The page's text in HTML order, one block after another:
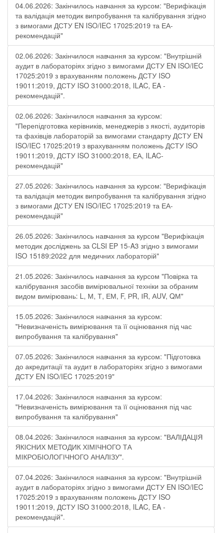
04.06.2026: Закінчилось навчання за курсом: "Верифікація
та валідація методик випробування та калібрування згідно
з вимогами ДСТУ EN ISO/IEC 17025:2019 та ЕА-
рекомендацій"
02.06.2026: Закінчилося навчання за курсом: "Внутрішній
аудит в лабораторіях згідно з вимогами ДСТУ EN ISO/IEC
17025:2019 з врахуванням положень ДСТУ ISO
19011:2019, ДСТУ ISO 31000:2018, ILAC, EA -
рекомендацій".
02.06.2026: Закінчилося навчання за курсом:
"Перепідготовка керівників, менеджерів з якості, аудиторів
та фахівців лабораторій за вимогами стандарту ДСТУ EN
ISO/IEC 17025:2019 з врахуванням положень ДСТУ ISO
19011:2019, ДСТУ ISO 31000:2018, ЕА, ILAC-
рекомендацій"
27.05.2026: Закінчилось навчання за курсом: "Верифікація
та валідація методик випробування та калібрування згідно
з вимогами ДСТУ EN ISO/IEC 17025:2019 та ЕА-
рекомендацій"
26.05.2026: Закінчилось навчання за курсом "Верифікація
методик досліджень за CLSI EP 15-A3 згідно з вимогами
ISO 15189:2022 для медичних лабораторій"
21.05.2026: Закінчилось навчання за курсом "Повірка та
калібрування засобів вимірювальної техніки за обраним
видом вимірювань: L, М, Т, ЕМ, F, РR, ІR, АUV, QМ"
15.05.2026: Закінчилося навчання за курсом:
"Невизначеність вимірювання та її оцінювання під час
випробування та калібрування"
07.05.2026: Закінчилося навчання за курсом: "Підготовка
до акредитації та аудит в лабораторіях згідно з вимогами
ДСТУ EN ISO/IEC 17025:2019"
17.04.2026: Закінчилося навчання за курсом:
"Невизначеність вимірювання та її оцінювання під час
випробування та калібрування"
08.04.2026: Закінчилося навчання за курсом: "ВАЛІДАЦІЯ
ЯКІСНИХ МЕТОДИК ХІМІЧНОГО ТА
МІКРОБІОЛОГІЧНОГО АНАЛІЗУ".
07.04.2026: Закінчилося навчання за курсом: "Внутрішній
аудит в лабораторіях згідно з вимогами ДСТУ EN ISO/IEC
17025:2019 з врахуванням положень ДСТУ ISO
19011:2019, ДСТУ ISO 31000:2018, ILAC, EA -
рекомендацій".